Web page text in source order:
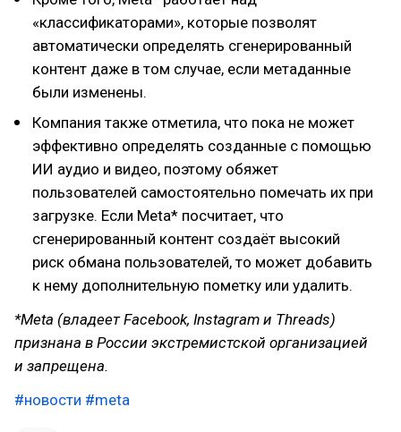
«классификаторами», которые позволят
автоматически определять сгенерированный
контент даже в том случае, если метаданные
были изменены.
Компания также отметила, что пока не может
эффективно определять созданные с помощью
ИИ аудио и видео, поэтому обяжет
пользователей самостоятельно помечать их при
загрузке. Если Meta* посчитает, что
сгенерированный контент создаёт высокий
риск обмана пользователей, то может добавить
к нему дополнительную пометку или удалить.
*Meta (владеет Facebook, Instagram и Threads)
признана в России экстремистской организацией
и запрещена.
#новости #meta